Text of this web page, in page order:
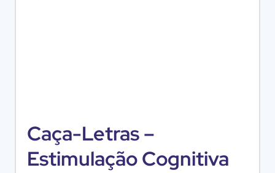
Caça-Letras –
Estimulação Cognitiva